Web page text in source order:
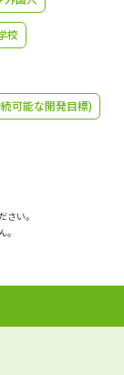
いて
況の確認
定
校
可能な開発目標)
い。